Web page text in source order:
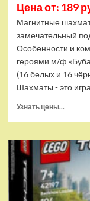
Цена от: 189
Магнитные
замечательный
Особенности и
героями м/ф
(16 белых и 16
Шахматы - это
Узнать цены...
БУБА
ИГРАЕМ